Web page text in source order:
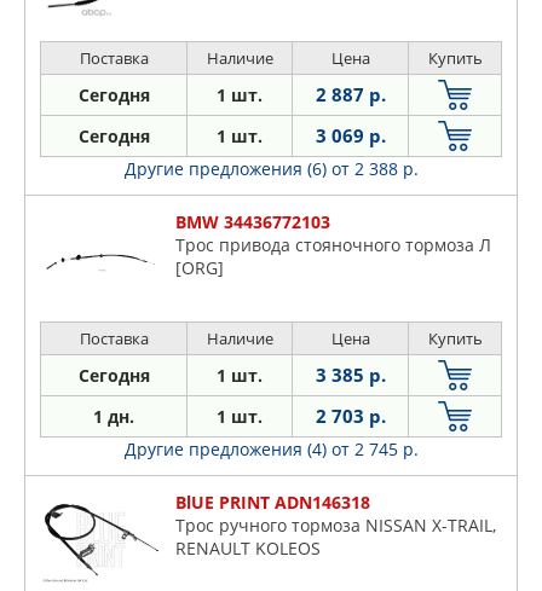
Поставка Наличие Цена Купить
Сегодня 1 шт. 2 887 р.
Сегодня 1 шт. 3 069 р.
Другие предложения (6) от 2 388 р.
BMW 34436772103
Трос привода стояночного тормоза Л
[ORG]
Поставка Наличие Цена Купить
Сегодня 1 шт. 3 385 р.
1 дн. 1 шт. 2 703 р.
Другие предложения (4) от 2 745 р.
BlUE PRINT ADN146318
Трос ручного тормоза NISSAN X-TRAIL,
RENAULT KOLEOS